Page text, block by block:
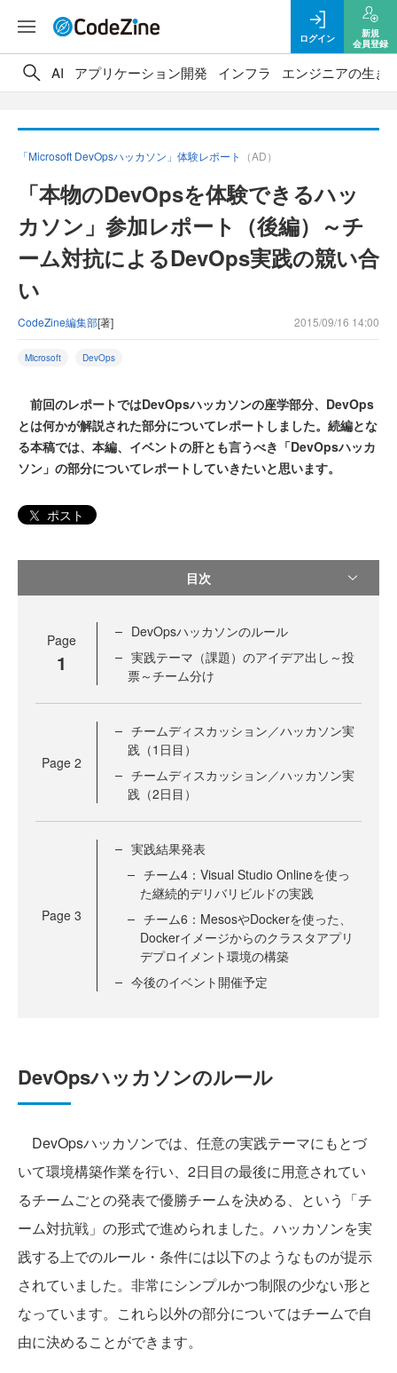
ログイン
新規
会員登録
AI アプリケーション開発 インフラ エンジニアの生き
「Microsoft DevOpsハッカソン」体験レポート （AD）
「本物のDevOpsを体験できるハッ
カソン」参加レポート（後編）～チ
ーム対抗によるDevOps実践の競い合
い
CodeZine編集部[著] 2015/09/16 14:00
Microsoft DevOps
前回のレポートではDevOpsハッカソンの座学部分、DevOps
とは何かが解説された部分についてレポートしました。続編とな
る本稿では、本編、イベントの肝とも言うべき「DevOpsハッカ
ソン」の部分についてレポートしていきたいと思います。
ポスト
目次
Page
1
DevOpsハッカソンのルール
実践テーマ（課題）のアイデア出し～投
票～チーム分け
Page 2
チームディスカッション／ハッカソン実
践（1日目）
チームディスカッション／ハッカソン実
践（2日目）
Page 3
実践結果発表
チーム4：Visual Studio Onlineを使っ
た継続的デリバリビルドの実践
チーム6：MesosやDockerを使った、
Dockerイメージからのクラスタアプリ
デプロイメント環境の構築
今後のイベント開催予定
DevOpsハッカソンのルール
DevOpsハッカソンでは、任意の実践テーマにもとづ
いて環境構築作業を行い、2日目の最後に用意されてい
るチームごとの発表で優勝チームを決める、という「チ
ーム対抗戦」の形式で進められました。ハッカソンを実
践する上でのルール・条件には以下のようなものが提示
されていました。非常にシンプルかつ制限の少ない形と
なっています。これら以外の部分についてはチームで自
由に決めることができます。